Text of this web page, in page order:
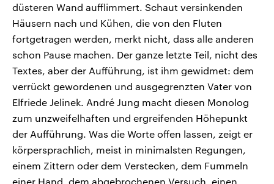
düsteren Wand aufflimmert. Schaut versinkenden
Häusern nach und Kühen, die von den Fluten
fortgetragen werden, merkt nicht, dass alle anderen
schon Pause machen. Der ganze letzte Teil, nicht des
Textes, aber der Aufführung, ist ihm gewidmet: dem
verrückt gewordenen und ausgegrenzten Vater von
Elfriede Jelinek. André Jung macht diesen Monolog
zum unzweifelhaften und ergreifenden Höhepunkt
der Aufführung. Was die Worte offen lassen, zeigt er
körpersprachlich, meist in minimalsten Regungen,
einem Zittern oder dem Verstecken, dem Fummeln
einer Hand, dem abgebrochenen Versuch, einen